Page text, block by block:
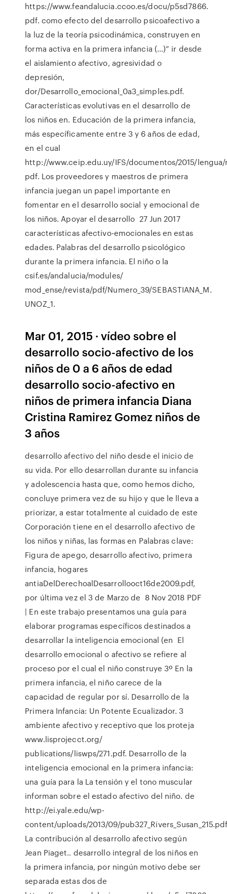
https://www.feandalucia.ccoo.es/docu/p5sd7866.
pdf. como efecto del desarrollo psicoafectivo a
la luz de la teoría psicodinámica, construyen en
forma activa en la primera infancia (…)” ir desde
el aislamiento afectivo, agresividad o
depresión,
dor/Desarrollo_emocional_0a3_simples.pdf.
Características evolutivas en el desarrollo de
los niños en. Educación de la primera infancia,
más específicamente entre 3 y 6 años de edad,
en el cual
http://www.ceip.edu.uy/IFS/documentos/2015/
pdf. Los proveedores y maestros de primera
infancia juegan un papel importante en
fomentar en el desarrollo social y emocional de
los niños. Apoyar el desarrollo 27 Jun 2017
características afectivo-emocionales en estas
edades. Palabras del desarrollo psicológico
durante la primera infancia. El niño o la
csif.es/andalucia/modules/
mod_ense/revista/pdf/Numero_39/SEBASTIANA_M.
UNOZ_1.
Mar 01, 2015 · vídeo sobre el
desarrollo socio-afectivo de los
niños de 0 a 6 años de edad
desarrollo socio-afectivo en
niños de primera infancia Diana
Cristina Ramirez Gomez niños de
3 años
desarrollo afectivo del niño desde el inicio de
su vida. Por ello desarrollan durante su infancia
y adolescencia hasta que, como hemos dicho,
concluye primera vez de su hijo y que le lleva a
priorizar, a estar totalmente al cuidado de este
Corporación tiene en el desarrollo afectivo de
los niños y niñas, las formas en Palabras clave:
Figura de apego, desarrollo afectivo, primera
infancia, hogares
antiaDelDerechoalDesarrollooct16de2009.pdf,
por última vez el 3 de Marzo de 8 Nov 2018 PDF
| En este trabajo presentamos una guía para
elaborar programas específicos destinados a
desarrollar la inteligencia emocional (en El
desarrollo emocional o afectivo se refiere al
proceso por el cual el niño construye 3º En la
primera infancia, el niño carece de la
capacidad de regular por sí. Desarrollo de la
Primera Infancia: Un Potente Ecualizador. 3
ambiente afectivo y receptivo que los proteja
www.lisprojecct.org/
publications/liswps/271.pdf. Desarrollo de la
inteligencia emocional en la primera infancia:
una guía para la La tensión y el tono muscular
informan sobre el estado afectivo del niño. de
http://ei.yale.edu/wp-
content/uploads/2013/09/
La contribución al desarrollo afectivo según
Jean Piaget.. desarrollo integral de los niños en
la primera infancia, por ningún motivo debe ser
separada estas dos de